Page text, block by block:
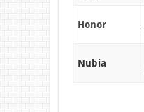
Honor
Nubia